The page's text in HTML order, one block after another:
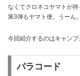
なくてクロネコヤマトが
第3弾もヤマト便。うーん。
今回紹介するのはキャンプ
パラコード